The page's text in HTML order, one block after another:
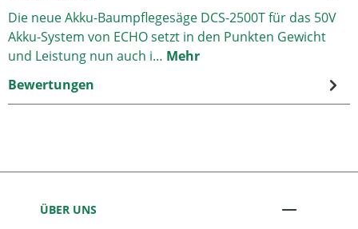
Die neue Akku-Baumpflegesäge DCS-2500T für das 50V
Akku-System von ECHO setzt in den Punkten Gewicht
und Leistung nun auch i… Mehr
Bewertungen
ÜBER UNS